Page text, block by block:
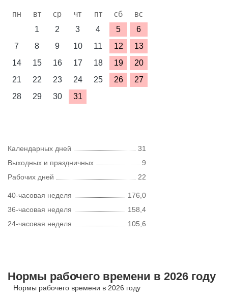
пн вт ср чт пт сб
вс
1
2 3 4 5
6
7
8 9 10 11 12
13
14
15 16 17 18 19
20
21
22 23 24 25 26
27
28
29 30 31
Календарных дней
31
Выходных и праздничных
9
Рабочих дней
22
40-часовая неделя
176,0
36-часовая неделя
158,4
24-часовая неделя
105,6
Нормы рабочего времени в 2026 году
Нормы рабочего времени в 2026 году